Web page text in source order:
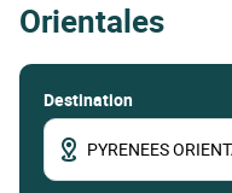
Orientales
Destination